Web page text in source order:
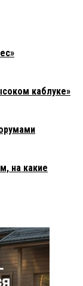
каблуке»
на какие